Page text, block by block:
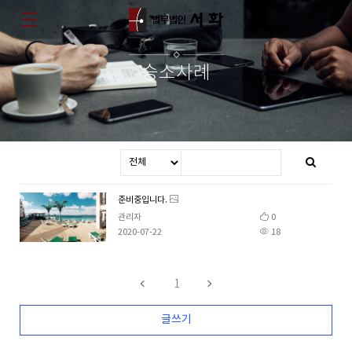
승소사례
준비중입니다.
관리자
0
18
2020-07-22
1
글쓰기